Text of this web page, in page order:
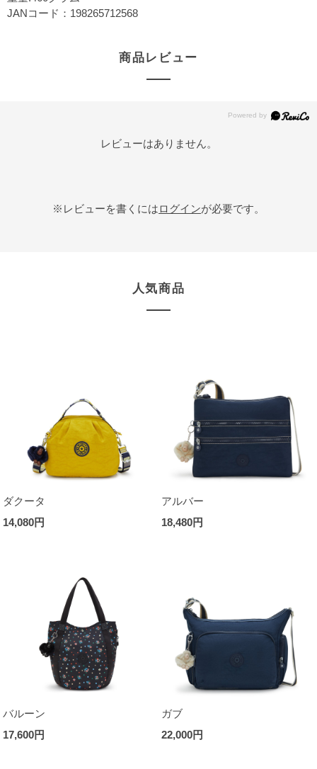
JANコード：198265712568
商品レビュー
レビューはありません。
※レビューを書くにはログインが必要です。
人気商品
ダクータ
14,080円
アルバー
18,480円
バルーン
17,600円
ガブ
22,000円